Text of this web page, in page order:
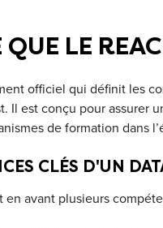
LE
officiel qui définit les
Il est conçu pour assurer
de formation dans
CLÉS D'UN
en avant plusieurs